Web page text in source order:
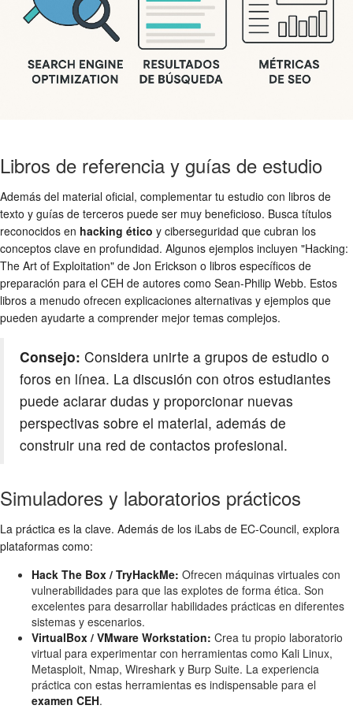
Libros de referencia y guías de estudio
Además del material oficial, complementar tu estudio con libros de
texto y guías de terceros puede ser muy beneficioso. Busca títulos
reconocidos en hacking ético y ciberseguridad que cubran los
conceptos clave en profundidad. Algunos ejemplos incluyen "Hacking:
The Art of Exploitation" de Jon Erickson o libros específicos de
preparación para el CEH de autores como Sean-Philip Webb. Estos
libros a menudo ofrecen explicaciones alternativas y ejemplos que
pueden ayudarte a comprender mejor temas complejos.
Consejo: Considera unirte a grupos de estudio o
foros en línea. La discusión con otros estudiantes
puede aclarar dudas y proporcionar nuevas
perspectivas sobre el material, además de
construir una red de contactos profesional.
Simuladores y laboratorios prácticos
La práctica es la clave. Además de los iLabs de EC-Council, explora
plataformas como:
Hack The Box / TryHackMe: Ofrecen máquinas virtuales con
vulnerabilidades para que las explotes de forma ética. Son
excelentes para desarrollar habilidades prácticas en diferentes
sistemas y escenarios.
VirtualBox / VMware Workstation: Crea tu propio laboratorio
virtual para experimentar con herramientas como Kali Linux,
Metasploit, Nmap, Wireshark y Burp Suite. La experiencia
práctica con estas herramientas es indispensable para el
examen CEH.